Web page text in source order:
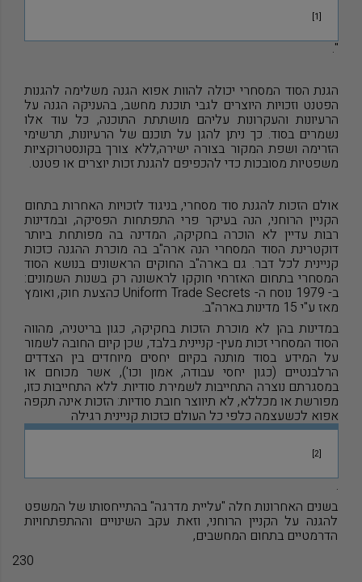
[1]
".
הגנת הסוד המסחרי יכולה להוות אפוא הגנה משלימה להגנות
הפטנט וזכויות היוצרים לגבי תוכנת מחשב, בהעניקה הגנה על
הרעיונות והעקרונות עליהם מושתתת התוכנה, כל עוד אלו
נשמרים בסוד. כך ניתן להגן על תוכנם של הרעיונות, תרשימי
הזרימה ושפת המקור בצורה ישירה,ללא צורך בקונסטרוקציות
משפטיות מסובכות כדי להכפיפם להגנת זכות יוצרים או פטנט.
אולם הזכות להגנת סוד מסחרי, בניגוד לזכויות האחרות בתחום
הקניין הרוחני, הנה בעיקר פרי התפתחות הפסיקה, ובמדינות
רבות עדיין לא הוכרה בחקיקה, המדינה בה מפותחת ביותר
דוקטרינת הסוד המסחרי הנה ארה"ב בה מוכרת ההגנה כזכות
קניינית לכל דבר. גם בארה"ב החוקים הראשונים בנושא הסוד
המסחרי בתחום האזרחי חוקקו לראשונה רק בשנות השמונים:
ב- 1979 נוסח ה- Uniform Trade Secrets כהצעת חוק, ואומץ
מאז ע"י 15 מדינות בארה"ב.
במדינות בהן לא מוכרת הזכות בחקיקה, כגון בריטניה, מהווה
הסוד המסחרי זכות מעין- קניינית בלבד, שכן קיום החובה לשמור
על המידע בסוד מותנה בקיום יחסים מיוחדים בין הצדדים
הרלבנטיים (כגון יחסי עבודה, אמון וכו'), אשר מכוחם או
במסגרתם נוצרה התחייבות לשמירת סודיות. ללא התחייבות כזו,
מפורשת או מכללא, לא תיווצר חובת סודיות: הזכות אינה תקפה
אפוא לכשעצמה כלפי כל העולם כזכות קניינית רגילה
[2]
.
בשנים האחרונות חלה "עליית מדרגה" בהתייחסותו של המשפט
להגנה על הקניין הרוחני, וזאת עקב השינויים וההתפתחויות
הדרמטיים בתחום המחשבים,
230